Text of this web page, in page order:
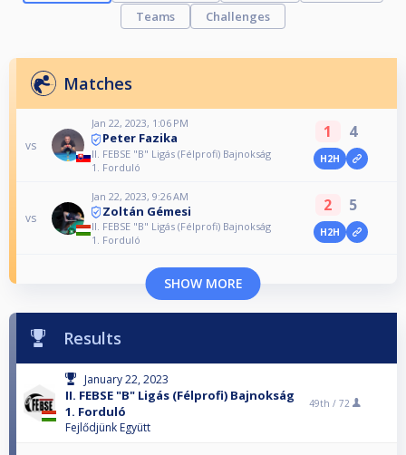
Teams
Challenges
Matches
vs
Jan 22, 2023, 1:06 PM
Peter Fazika
II. FEBSE "B" Ligás (Félprofi) Bajnokság
1. Forduló
1 4
H2H
vs
Jan 22, 2023, 9:26 AM
Zoltán Gémesi
II. FEBSE "B" Ligás (Félprofi) Bajnokság
1. Forduló
2 5
H2H
SHOW MORE
Results
January 22, 2023
II. FEBSE "B" Ligás (Félprofi) Bajnokság
1. Forduló
Fejlődjünk Együtt
49th / 72